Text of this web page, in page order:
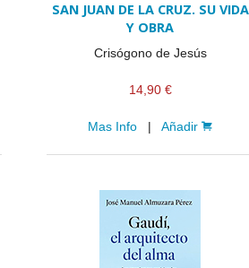
SAN JUAN DE LA CRUZ. SU VIDA
Y OBRA
Crisógono de Jesús
14,90 €
Mas Info |Añadir